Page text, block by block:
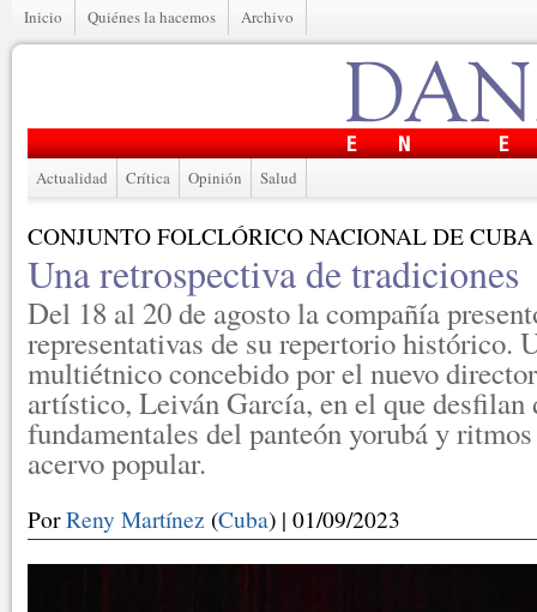
Inicio Quiénes la hacemos Archivo
Actualidad Crítica Opinión Salud
CONJUNTO FOLCLÓRICO NACIONAL DE CUBA
Una retrospectiva de tradiciones
Del 18 al 20 de agosto la compañía
representativas de su repertorio histórico.
multiétnico concebido por el nuevo
artístico, Leiván García, en el que desfilan
fundamentales del panteón yorubá y
acervo popular.
PorReny Martínez (Cuba) | 01/09/2023